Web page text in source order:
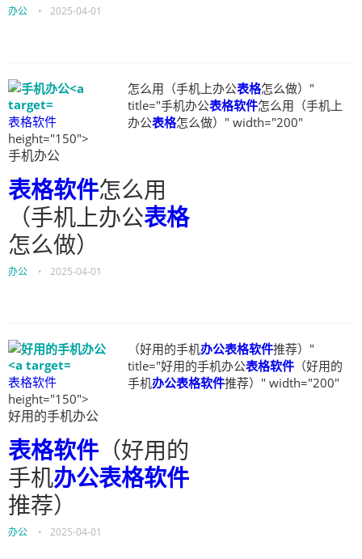
办公 • 2025-04-01
表格软件
怎么用（手机上办公表格怎么做）"
title="手机办公表格软件怎么用（手机上
办公表格怎么做）" width="200"
height="150">
手机办公
表格软件怎么用
（手机上办公表格
怎么做）
办公 • 2025-04-01
表格软件
（好用的手机办公表格软件推荐）"
title="好用的手机办公表格软件 （好用的
手机办公表格软件推荐）" width="200"
height="150">
好用的手机办公
表格软件 （好用的
手机办公表格软件
推荐）
办公 • 2025-04-01